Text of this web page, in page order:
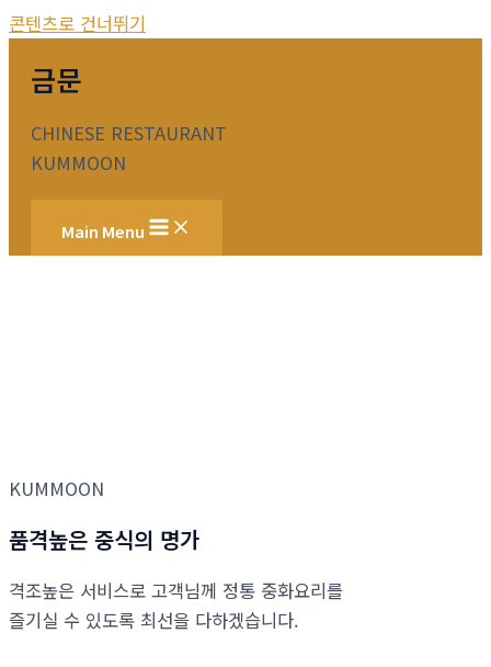
콘텐츠로 건너뛰기
금문
CHINESE RESTAURANT
KUMMOON
Main Menu
KUMMOON
품격높은 중식의 명가
격조높은 서비스로 고객님께 정통 중화요리를
즐기실 수 있도록 최선을 다하겠습니다.